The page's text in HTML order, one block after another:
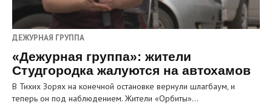
ДЕЖУРНАЯ ГРУППА
«Дежурная группа»: жители
Студгородка жалуются на автохамов
В Тихих Зорях на конечной остановке вернули шлагбаум, и
теперь он под наблюдением. Жители «Орбиты»…